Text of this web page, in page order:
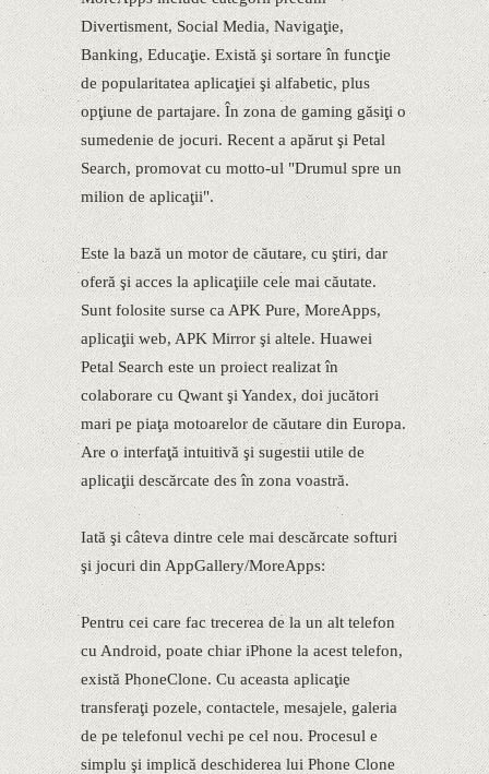
Divertisment, Social Media, Navigaţie,
Banking, Educaţie. Există şi sortare în funcţie
de popularitatea aplicaţiei şi alfabetic, plus
opţiune de partajare. În zona de gaming găsiţi o
sumedenie de jocuri. Recent a apărut şi Petal
Search, promovat cu motto-ul "Drumul spre un
milion de aplicaţii".
Este la bază un motor de căutare, cu ştiri, dar
oferă şi acces la aplicaţiile cele mai căutate.
Sunt folosite surse ca APK Pure, MoreApps,
aplicaţii web, APK Mirror şi altele. Huawei
Petal Search este un proiect realizat în
colaborare cu Qwant şi Yandex, doi jucători
mari pe piaţa motoarelor de căutare din Europa.
Are o interfaţă intuitivă şi sugestii utile de
aplicaţii descărcate des în zona voastră.
Iată şi câteva dintre cele mai descărcate softuri
şi jocuri din AppGallery/MoreApps:
Pentru cei care fac trecerea de la un alt telefon
cu Android, poate chiar iPhone la acest telefon,
există PhoneClone. Cu aceasta aplicaţie
transferaţi pozele, contactele, mesajele, galeria
de pe telefonul vechi pe cel nou. Procesul e
simplu şi implică deschiderea lui Phone Clone